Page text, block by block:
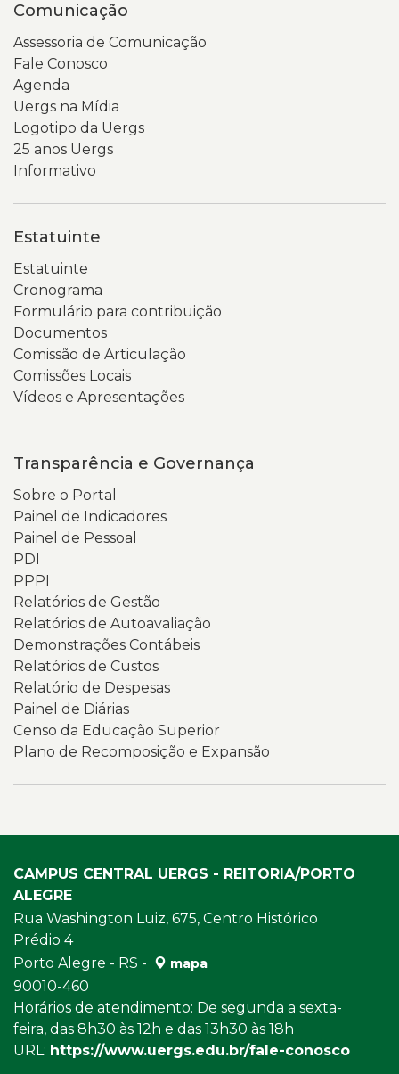
fundo
imagem
é
cinza-
claro
e
desfocado,
destacando
o
celular
e
as
mãos
que
o
seguram.
diferentes
como
indicadores,
pessoal,
PDI,
relatórios
e
demonstrativos.
No
da
página,
o
texto
de
boas-
vindas
apresenta
como
espaço
para
acesso
a
documentos,
relatórios,
indicadores
e
informações
institucionais
relacionadas
à
transparência
e
Universidade.
Comunicação
Assessoria de Comunicação
Fale Conosco
Agenda
Uergs na Mídia
Logotipo da Uergs
25 anos Uergs
Informativo
Estatuinte
Estatuinte
Cronograma
Formulário para contribuição
Documentos
Comissão de Articulação
Comissões Locais
Vídeos e Apresentações
Transparência e Governança
Sobre o Portal
Painel de Indicadores
Painel de Pessoal
PDI
PPPI
Relatórios de Gestão
Relatórios de Autoavaliação
Demonstrações Contábeis
Relatórios de Custos
Relatório de Despesas
Painel de Diárias
Censo da Educação Superior
Plano de Recomposição e Expansão
CAMPUS CENTRAL UERGS - REITORIA/PORTO
ALEGRE
Rua Washington Luiz, 675, Centro Histórico
Prédio 4
Porto Alegre - RS -
mapa
90010-460
Horários de atendimento: De segunda a sexta-
feira, das 8h30 às 12h e das 13h30 às 18h
URL: https://www.uergs.edu.br/fale-conosco